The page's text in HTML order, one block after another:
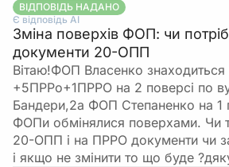
ВІДПОВІДЬ НАДАНО
Є відповідь АІ
Зміна поверхів ФОП: чи
документи 20-ОПП
Вітаю!ФОП Власенко
+5ПРРо+1ПРРО на 2 поверсі по
Бандери,2а ФОП Степаненко на 1
ФОПи обмінялися поверхами. Чи
20-ОПП і на ПРРО документи чи
і якщо не змінити то що буде